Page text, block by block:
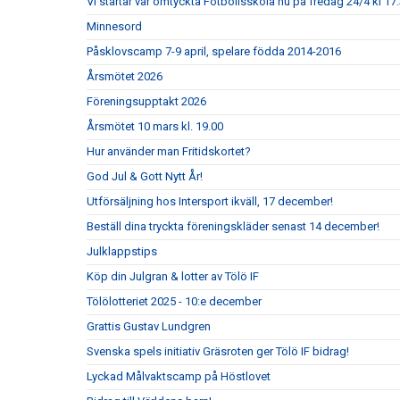
Minnesord
Påsklovscamp 7-9 april, spelare födda 2014-2016
Årsmötet 2026
Föreningsupptakt 2026
Årsmötet 10 mars kl. 19.00
Hur använder man Fritidskortet?
God Jul & Gott Nytt År!
Utförsäljning hos Intersport ikväll, 17 december!
Beställ dina tryckta föreningskläder senast 14 december!
Julklappstips
Köp din Julgran & lotter av Tölö IF
Tölölotteriet 2025 - 10:e december
Grattis Gustav Lundgren
Svenska spels initiativ Gräsroten ger Tölö IF bidrag!
Lyckad Målvaktscamp på Höstlovet